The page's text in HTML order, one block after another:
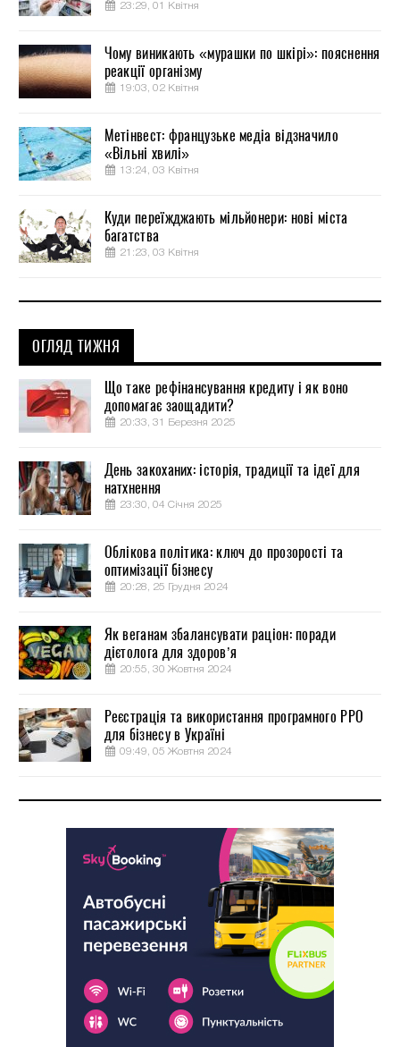
23:29, 01 Квітня
Чому виникають «мурашки по шкірі»: пояснення
реакції організму
19:03, 02 Квітня
Метінвест: французьке медіа відзначило
«Вільні хвилі»
13:24, 03 Квітня
Куди переїжджають мільйонери: нові міста
багатства
21:23, 03 Квітня
ОГЛЯД ТИЖНЯ
Що таке рефінансування кредиту і як воно
допомагає заощадити?
20:33, 31 Березня 2025
День закоханих: історія, традиції та ідеї для
натхнення
23:30, 04 Січня 2025
Облікова політика: ключ до прозорості та
оптимізації бізнесу
20:28, 25 Грудня 2024
Як веганам збалансувати раціон: поради
дієтолога для здоров’я
20:55, 30 Жовтня 2024
Реєстрація та використання програмного РРО
для бізнесу в Україні
09:49, 05 Жовтня 2024